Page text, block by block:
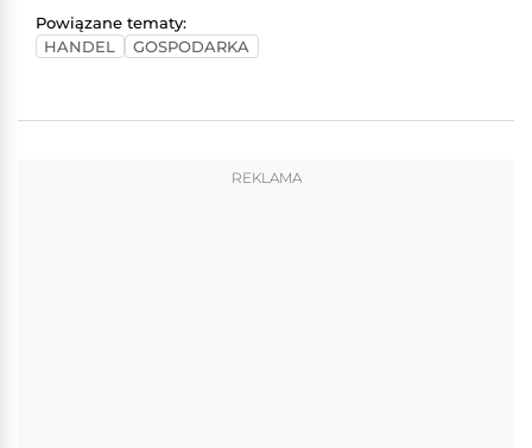
Powiązane tematy:
HANDEL
GOSPODARKA
REKLAMA